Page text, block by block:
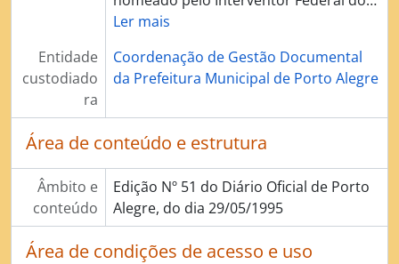
Ler mais
Entidade
custodiado
ra
Coordenação de Gestão Documental
da Prefeitura Municipal de Porto Alegre
Área de conteúdo e estrutura
Âmbito e
conteúdo
Edição Nº 51 do Diário Oficial de Porto
Alegre, do dia 29/05/1995
Área de condições de acesso e uso